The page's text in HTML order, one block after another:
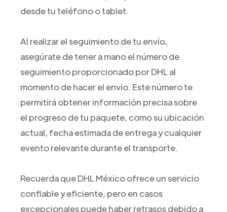
desde tu teléfono o tablet.
Al realizar el seguimiento de tu envío,
asegúrate de tener a mano el número de
seguimiento proporcionado por DHL al
momento de hacer el envío. Este número te
permitirá obtener información precisa sobre
el progreso de tu paquete, como su ubicación
actual, fecha estimada de entrega y cualquier
evento relevante durante el transporte.
Recuerda que DHL México ofrece un servicio
confiable y eficiente, pero en casos
excepcionales puede haber retrasos debido a